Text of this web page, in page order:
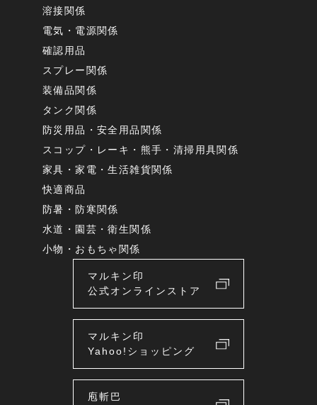
溶接関係
電気・電源関係
確認用品
スプレー関係
装備品関係
タンク関係
防災用品・安全用品関係
スコップ・レーキ・熊手・清掃用具関係
家具・家電・生活雑貨関係
快適商品
防暑・防寒関係
水道・園芸・衛生関係
小物・おもちゃ関係
マルキン印
公式オンラインストア
マルキン印
Yahoo!ショッピング
庖斬巴